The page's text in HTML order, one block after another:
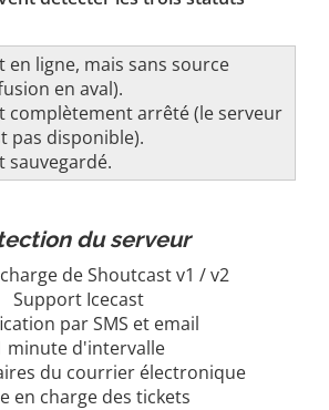
en ligne, mais sans source
en aval).
complètement arrêté (le serveur
pas disponible).
sauvegardé.
du serveur
de Shoutcast v1 / v2
Support Icecast
par SMS et email
minute d'intervalle
du courrier électronique
en charge des tickets